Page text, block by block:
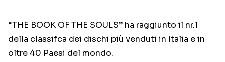
“THE BOOK OF THE SOULS” ha raggiunto il nr.1
della classifca dei dischi più venduti in Italia e in
oltre 40 Paesi del mondo.